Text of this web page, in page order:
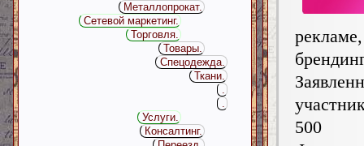
500
Металлопрокат.
Сетевой маркетинг.
Торговля.
Товары.
Спецодежда.
Ткани.
.
.
Услуги.
Консалтинг.